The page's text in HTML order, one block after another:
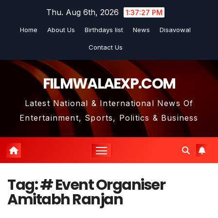
Thu. Aug 6th, 2026 1:37:28 PM
Home About Us Birthdays list News Disavowal
Contact Us
FILMWALAEXP.COM
Latest National & International News Of
Entertainment, Sports, Politics & Business
Tag:# Event Organiser
Amitabh Ranjan